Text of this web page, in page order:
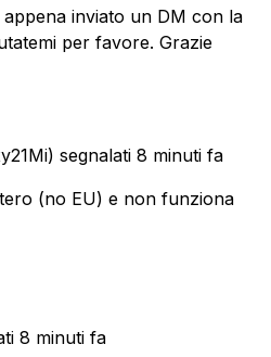
inviato un DM con la
per favore. Grazie
segnalati 8 minuti fa
(no EU) e non funziona
8 minuti fa